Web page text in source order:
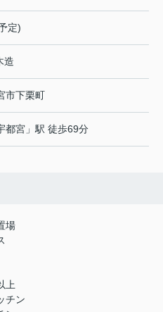
定)
造
市下栗町
都宮 」駅 徒歩69分
場
上
チン